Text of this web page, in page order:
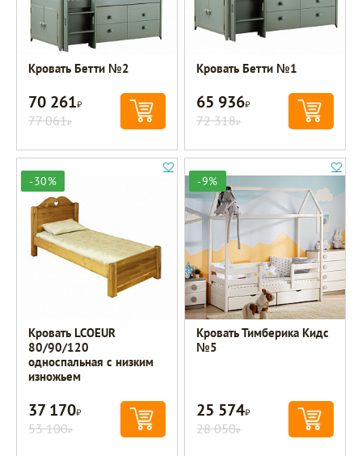
Кровать Бетти №2
70 261Р
77 061Р
Кровать Бетти №1
65 936Р
72 318Р
-30%
Кровать LCOEUR
80/90/120
односпальная с низким
изножьем
37 170Р
53 100Р
-9%
Кровать Тимберика Кидс
№5
25 574Р
28 050Р